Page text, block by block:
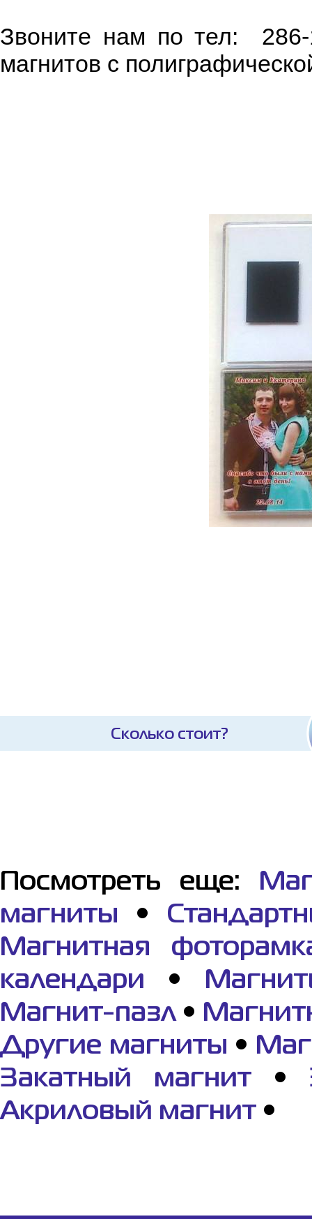
Звоните нам по тел: 286-
магнитов с
Сколько стоит?
Посмотреть еще:
магниты •
Магнитная
календари •
Магнит-пазл•
Другие магниты •
Закатный магнит •
Акриловый магнит •